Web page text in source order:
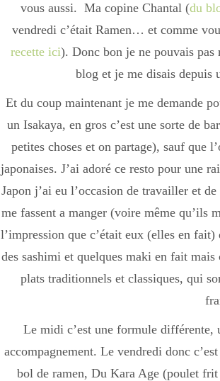
vous aussi. Ma copine Chantal (du
vendredi c’était Ramen… et comme
recette ici). Donc bon je ne pouvais pas
blog et je me disais depuis
Et du coup maintenant je me demande
un Isakaya, en gros c’est une sorte de
petites choses et on partage), sauf que
japonaises. J’ai adoré ce resto pour une
Japon j’ai eu l’occasion de travailler et
me fassent a manger (voire même qu’ils
l’impression que c’était eux (elles en
des sashimi et quelques maki en fait
plats traditionnels et classiques, qui
Le midi c’est une formule différente,
accompagnement. Le vendredi donc
bol de ramen, Du Kara Age (poulet